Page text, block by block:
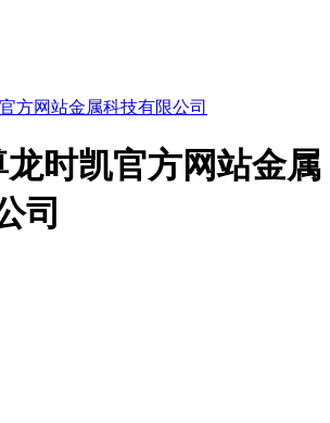
龙时凯官方网站金属
司